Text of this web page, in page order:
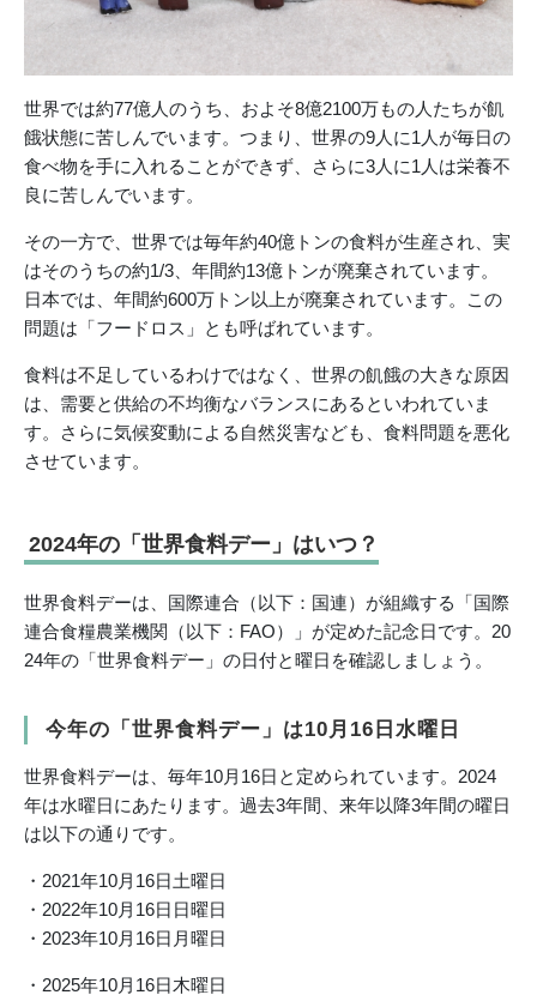
世界では約77億人のうち、およそ8億2100万もの人たちが飢
餓状態に苦しんでいます。つまり、世界の9人に1人が毎日の
食べ物を手に入れることができず、さらに3人に1人は栄養不
良に苦しんでいます。
その一方で、世界では毎年約40億トンの食料が生産され、実
はそのうちの約1/3、年間約13億トンが廃棄されています。
日本では、年間約600万トン以上が廃棄されています。この
問題は「フードロス」とも呼ばれています。
食料は不足しているわけではなく、世界の飢餓の大きな原因
は、需要と供給の不均衡なバランスにあるといわれていま
す。さらに気候変動による自然災害なども、食料問題を悪化
させています。
2024年の「世界食料デー」はいつ？
世界食料デーは、国際連合（以下：国連）が組織する「国際
連合食糧農業機関（以下：FAO）」が定めた記念日です。20
24年の「世界食料デー」の日付と曜日を確認しましょう。
今年の「世界食料デー」は10月16日水曜日
世界食料デーは、毎年10月16日と定められています。2024
年は水曜日にあたります。過去3年間、来年以降3年間の曜日
は以下の通りです。
・2021年10月16日土曜日
・2022年10月16日日曜日
・2023年10月16日月曜日
・2025年10月16日木曜日